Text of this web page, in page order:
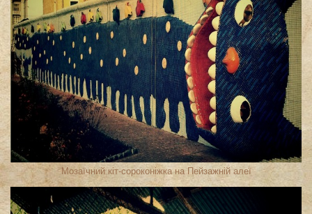
Мозаїчний кіт-сороконіжка на Пейзажній алеї